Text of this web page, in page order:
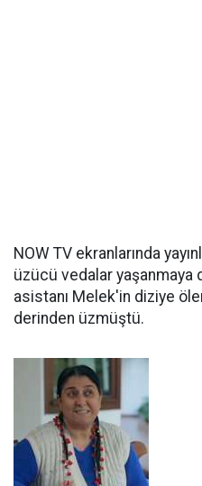
NOW TV ekranlarında
üzücü vedalar yaşanmaya
asistanı Melek'in diziye
derinden üzmüştü.